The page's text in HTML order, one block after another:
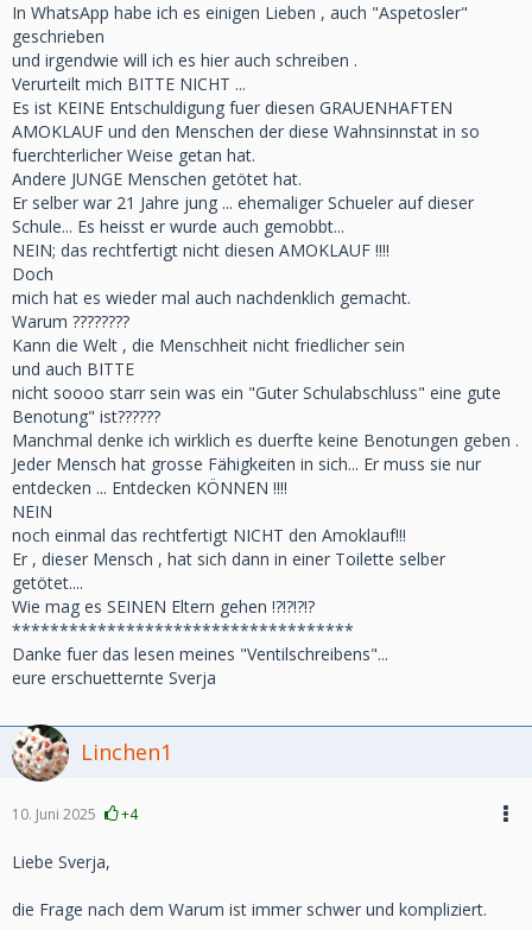
In WhatsApp habe ich es einigen Lieben , auch "Aspetosler"
geschrieben
und irgendwie will ich es hier auch schreiben .
Verurteilt mich BITTE NICHT ...
Es ist KEINE Entschuldigung fuer diesen GRAUENHAFTEN
AMOKLAUF und den Menschen der diese Wahnsinnstat in so
fuerchterlicher Weise getan hat.
Andere JUNGE Menschen getötet hat.
Er selber war 21 Jahre jung ... ehemaliger Schueler auf dieser
Schule... Es heisst er wurde auch gemobbt...
NEIN; das rechtfertigt nicht diesen AMOKLAUF !!!!
Doch
mich hat es wieder mal auch nachdenklich gemacht.
Warum ????????
Kann die Welt , die Menschheit nicht friedlicher sein
und auch BITTE
nicht soooo starr sein was ein "Guter Schulabschluss" eine gute
Benotung" ist??????
Manchmal denke ich wirklich es duerfte keine Benotungen geben .
Jeder Mensch hat grosse Fähigkeiten in sich... Er muss sie nur
entdecken ... Entdecken KÖNNEN !!!!
NEIN
noch einmal das rechtfertigt NICHT den Amoklauf!!!
Er , dieser Mensch , hat sich dann in einer Toilette selber
getötet....
Wie mag es SEINEN Eltern gehen !?!?!?!?
************************************
Danke fuer das lesen meines "Ventilschreibens"...
eure erschuetternte Sverja
Linchen1
10. Juni 2025 +4
Liebe Sverja,
die Frage nach dem Warum ist immer schwer und kompliziert.